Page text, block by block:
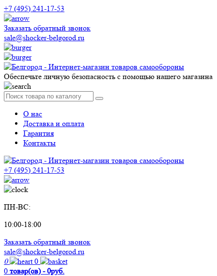
+7 (495) 241-17-53
Заказать обратный звонок
sale@shocker-belgorod.ru
Обеспечьте личную безопасность с помощью нашего магазина
О нас
Доставка и оплата
Гарантия
Контакты
+7 (495) 241-17-53
ПН-ВС:
10:00-18:00
Заказать обратный звонок
sale@shocker-belgorod.ru
0
0
0 товар(ов) - 0руб.